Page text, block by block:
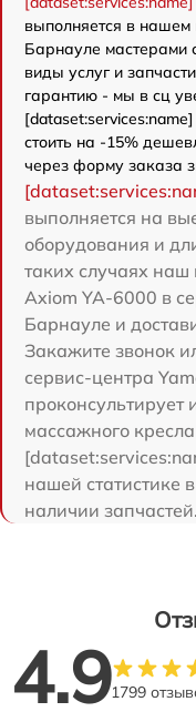
выполняется в нашем
Барнауле мастерами
виды услуг и
гарантию - мы в сц
стоить на -15%
через форму заказа
выполняется на
оборудования и
таких случаях наш
Axiom YA-6000 в
Барнауле и
Закажите звонок
сервис-центра
проконсультирует
массажного
нашей статистике
наличии запчастей.
4.91799